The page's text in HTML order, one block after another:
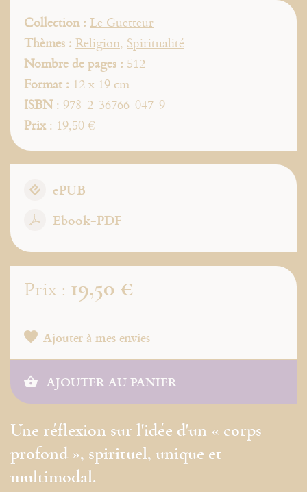
Collection : Le Guetteur
Thèmes : Religion, Spiritualité
Nombre de pages : 512
Format : 12 x 19 cm
ISBN: 978-2-36766-047-9
Prix: 19,50 €
ePUB
Ebook-PDF
Prix : 19,50 €
Ajouter à mes envies
AJOUTER AU PANIER
Une réflexion sur l'idée d'un « corps
profond », spirituel, unique et
multimodal.